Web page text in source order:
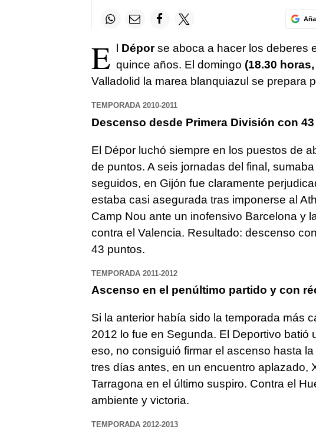
E Déporse aboca a hacer los deberes
quince años. El domingo (18.30
Valladolid la marea blanquiazul se prepara
TEMPORADA 2010-2011
Descenso desde Primera División con
El Dépor luchó siempre en los puestos de
de puntos. A seis jornadas del final,
seguidos, en Gijón fue claramente
estaba casi asegurada tras imponerse al
Camp Nou ante un inofensivo Barcelona y
contra el Valencia. Resultado: descenso
43 puntos.
TEMPORADA 2011-2012
Ascenso en el penúltimo partido y con
Si la anterior había sido la temporada más
2012 lo fue en Segunda. El Deportivo batió
eso, no consiguió firmar el ascenso hasta
tres días antes, en un encuentro aplazado,
Tarragona en el último suspiro. Contra el
ambiente y victoria.
TEMPORADA 2012-2013